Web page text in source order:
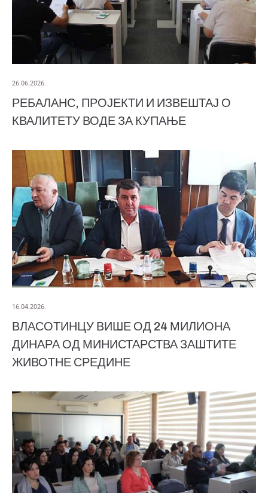
26.06.2026.
РЕБАЛАНС, ПРОЈЕКТИ И ИЗВЕШТАЈ О
КВАЛИТЕТУ ВОДЕ ЗА КУПАЊЕ
16.04.2026.
ВЛАСОТИНЦУ ВИШЕ ОД 24 МИЛИОНА
ДИНАРА ОД МИНИСТАРСТВА ЗАШТИТЕ
ЖИВОТНЕ СРЕДИНЕ